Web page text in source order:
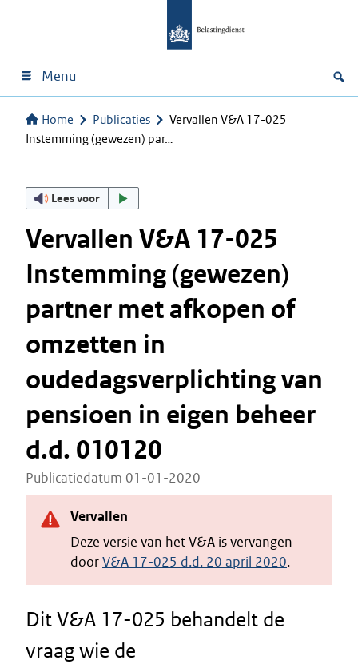
Menu
Home Publicaties
Vervallen V&A 17-025
Instemming (gewezen) par…
Lees voor
Vervallen V&A 17-025
Instemming (gewezen)
partner met afkopen of
omzetten in
oudedagsverplichting van
pensioen in eigen beheer
d.d. 010120
Publicatiedatum 01-01-2020
Vervallen
Deze versie van het V&A is vervangen
doorV&A 17-025 d.d. 20 april 2020.
Dit V&A 17-025 behandelt de
vraag wie de